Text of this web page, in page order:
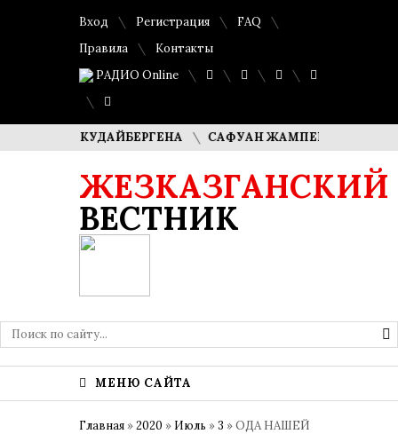
Вход Регистрация
FAQ
Правила
Контакты
РАДИО Online
КУДАЙБЕРГЕНА САФУАН ЖАМПЕИСОВ: «МЫ ХОТИМ
ЖЕЗКАЗГАНСКИЙ
ВЕСТНИК
МЕНЮ САЙТА
Главная »2020 » Июль »3 » ОДА НАШЕЙ